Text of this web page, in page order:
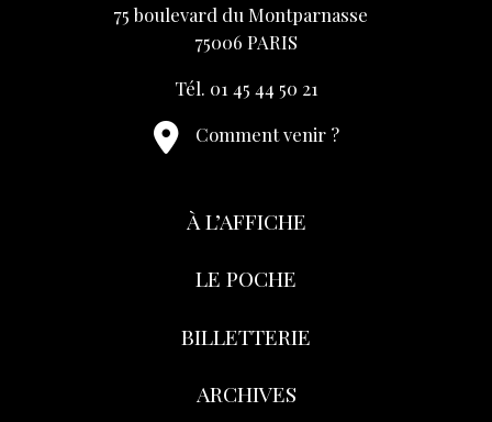
75 boulevard du Montparnasse
75006 PARIS
Tél. 01 45 44 50 21
Comment venir ?
À L’AFFICHE
LE POCHE
BILLETTERIE
ARCHIVES